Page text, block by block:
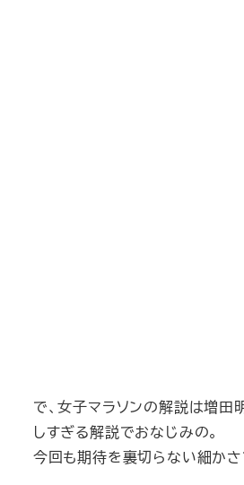
で、女子マラソンの解説は増田
しすぎる解説でおなじみの。
今回も期待を裏切らない細かさ